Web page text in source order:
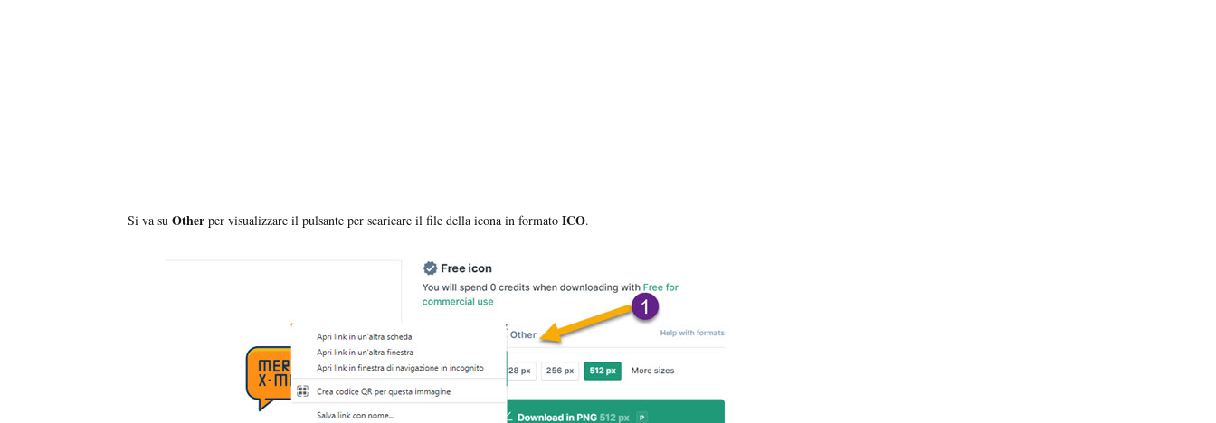
Si va su Other per visualizzare il pulsante per scaricare il file della icona in formato ICO.